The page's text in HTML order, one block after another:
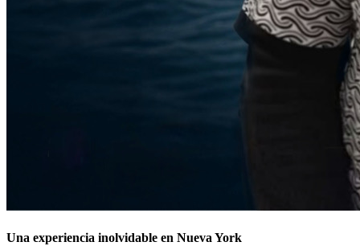
Una experiencia inolvidable en Nueva York